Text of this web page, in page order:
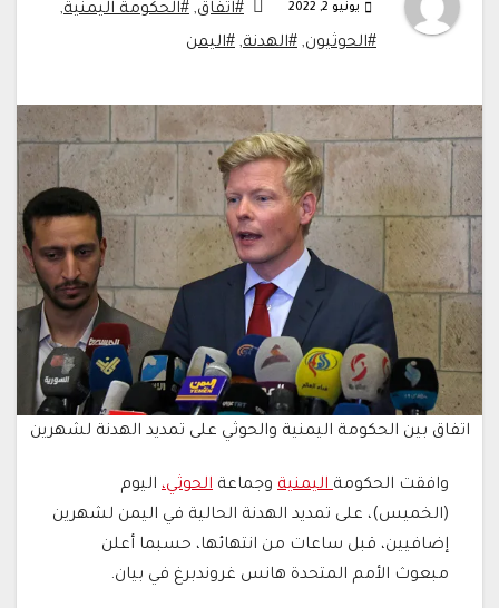
يونيو 2, 2022 #اتفاق, #الحكومة اليمنية,
#الحوثيون, #الهدنة, #اليمن
اتفاق بين الحكومة اليمنية والحوثي على تمديد الهدنة لشهرين
وافقت الحكومةاليمنية وجماعة الحوثي، اليوم
(الخميس)، على تمديد الهدنة الحالية في اليمن لشهرين
إضافيين، قبل ساعات من انتهائها، حسبما أعلن
مبعوث الأمم المتحدة هانس غروندبرغ في بيان.